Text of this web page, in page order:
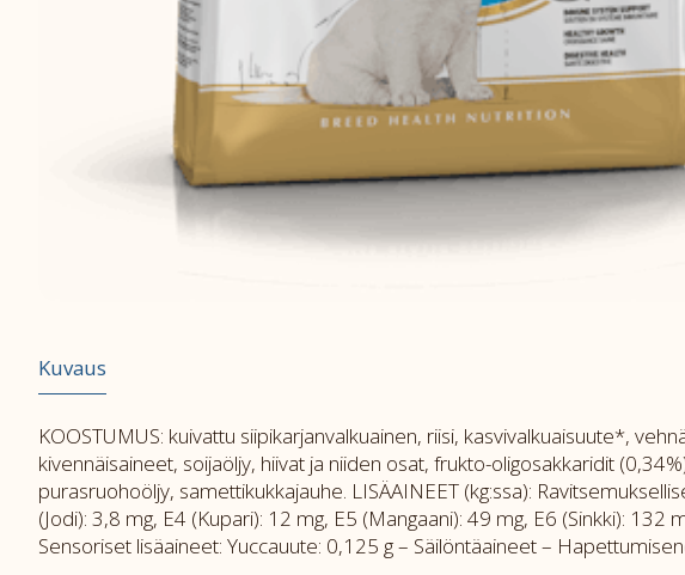
Kuvaus
KOOSTUMUS: kuivattu siipikarjanvalkuainen, riisi, kasvivalkuaisuute*,
kivennäisaineet, soijaöljy, hiivat ja niiden osat, frukto-oligosakkaridit
purasruohoöljy, samettikukkajauhe. LISÄAINEET (kg:ssa):
(Jodi): 3,8 mg, E4 (Kupari): 12 mg, E5 (Mangaani): 49 mg, E6 (Sinkki):
Sensoriset lisäaineet: Yuccauute: 0,125 g – Säilöntäaineet –